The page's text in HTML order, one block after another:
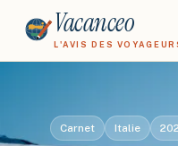
Vacanceo
L'AVIS DES
Carnet Italie